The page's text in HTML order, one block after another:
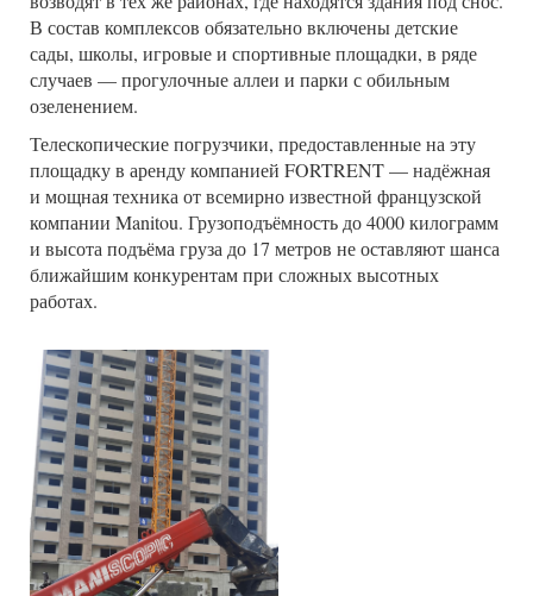
В состав комплексов обязательно включены детские
сады, школы, игровые и спортивные площадки, в ряде
случаев — прогулочные аллеи и парки с обильным
озеленением.
Телескопические погрузчики, предоставленные на эту
площадку в аренду компанией FORTRENT — надёжная
и мощная техника от всемирно известной французской
компании Manitou. Грузоподъёмность до 4000 килограмм
и высота подъёма груза до 17 метров не оставляют шанса
ближайшим конкурентам при сложных высотных
работах.